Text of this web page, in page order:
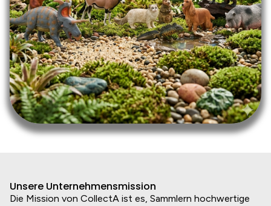
Unsere Unternehmensmission
Die Mission von CollectA ist es, Sammlern hochwertige